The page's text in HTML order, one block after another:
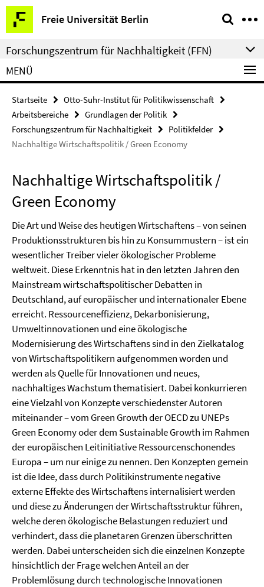
Springe
direkt
zu
Inhalt
Freie Universität Berlin
Service-
Navigation
Forschungszentrum für Nachhaltigkeit (FFN)
MENÜ
Startseite
Otto-Suhr-Institut für Politikwissenschaft
Arbeitsbereiche
Grundlagen der Politik
Forschungszentrum für Nachhaltigkeit
Politikfelder
Nachhaltige Wirtschaftspolitik / Green Economy
Nachhaltige Wirtschaftspolitik /
Green Economy
Die Art und Weise des heutigen Wirtschaftens – von seinen
Produktionsstrukturen bis hin zu Konsummustern – ist ein
wesentlicher Treiber vieler ökologischer Probleme
weltweit. Diese Erkenntnis hat in den letzten Jahren den
Mainstream wirtschaftspolitischer Debatten in
Deutschland, auf europäischer und internationaler Ebene
erreicht. Ressourceneffizienz, Dekarbonisierung,
Umweltinnovationen und eine ökologische
Modernisierung des Wirtschaftens sind in den Zielkatalog
von Wirtschaftspolitikern aufgenommen worden und
werden als Quelle für Innovationen und neues,
nachhaltiges Wachstum thematisiert. Dabei konkurrieren
eine Vielzahl von Konzepte verschiedenster Autoren
miteinander – vom Green Growth der OECD zu UNEPs
Green Economy oder dem Sustainable Growth im Rahmen
der europäischen Leitinitiative Ressourcenschonendes
Europa – um nur einige zu nennen. Den Konzepten gemein
ist die Idee, dass durch Politikinstrumente negative
externe Effekte des Wirtschaftens internalisiert werden
und diese zu Änderungen der Wirtschaftsstruktur führen,
welche deren ökologische Belastungen reduziert und
verhindert, dass die planetaren Grenzen überschritten
werden. Dabei unterscheiden sich die einzelnen Konzepte
hinsichtlich der Frage welchen Anteil an der
Problemlösung durch technologische Innovationen